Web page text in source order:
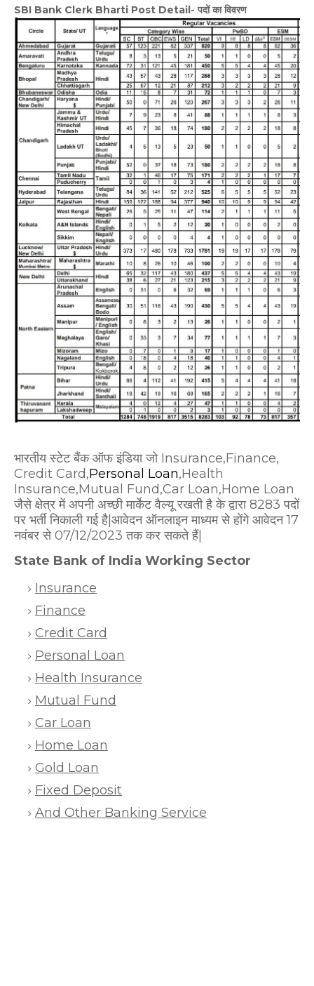
SBI Bank Clerk Bharti Post Detail- पदों का विवरण
भारतीय स्टेट बैंक ऑफ इंडिया जो Insurance,Finance,
Credit Card,Personal Loan,Health
Insurance,Mutual Fund,Car Loan,Home Loan
जैसे क्षेत्र में अपनी अच्छी मार्केट वैल्यू रखती है के द्वारा 8283 पदों
पर भर्ती निकाली गई है|आवेदन ऑनलाइन माध्यम से होंगे आवेदन 17
नवंबर से 07/12/2023 तक कर सकते हैं|
State Bank of India Working Sector
Insurance
Finance
Credit Card
Personal Loan
Health Insurance
Mutual Fund
Car Loan
Home Loan
Gold Loan
Fixed Deposit
And Other Banking Service